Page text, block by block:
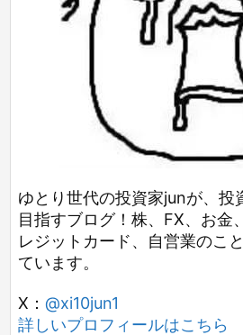
ゆとり世代の投資家junが、投
目指すブログ！株、FX、お金
レジットカード、自営業のこ
ています。
X： @xi10jun1
詳しいプロフィールはこちら